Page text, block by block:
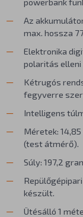
Az
max. hossza
Elektronika
polaritás
Kétrugós
fegyverre
Intelligens
Méretek:
(test átmérő).
Súly: 197,2
készült.
Ütésálló 1